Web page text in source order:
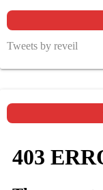
Tweets by reveil